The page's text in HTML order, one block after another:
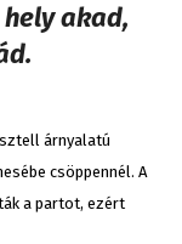
akad,
árnyalatú
csöppennél. A
a partot, ezért